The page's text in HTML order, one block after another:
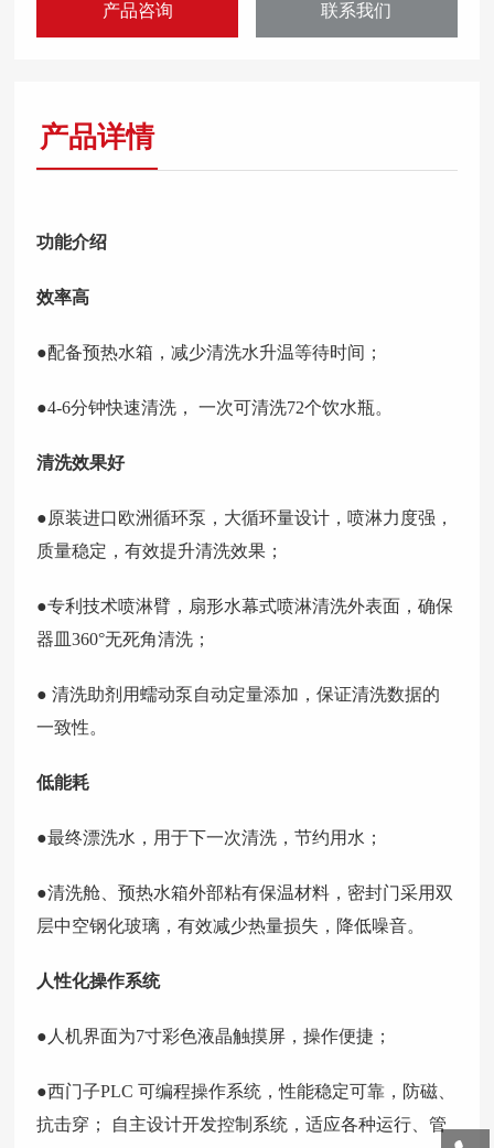
产品咨询 联系我们
产品详情
功能介绍
效率高
●配备预热水箱，减少清洗水升温等待时间；
●4-6分钟快速清洗， 一次可清洗72个饮水瓶。
清洗效果好
●原装进口欧洲循环泵，大循环量设计，喷淋力度强，
质量稳定，有效提升清洗效果；
●专利技术喷淋臂，扇形水幕式喷淋清洗外表面，确保
器皿360°无死角清洗；
● 清洗助剂用蠕动泵自动定量添加，保证清洗数据的
一致性。
低能耗
●最终漂洗水，用于下一次清洗，节约用水；
●清洗舱、预热水箱外部粘有保温材料，密封门采用双
层中空钢化玻璃，有效减少热量损失，降低噪音。
人性化操作系统
●人机界面为7寸彩色液晶触摸屏，操作便捷；
●西门子PLC 可编程操作系统，性能稳定可靠，防磁、
抗击穿； 自主设计开发控制系统，适应各种运行、管